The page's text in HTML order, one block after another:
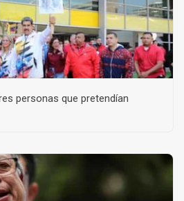
personas que pretendían